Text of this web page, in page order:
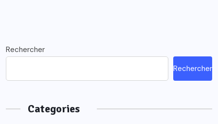
Rechercher
Rechercher
Categories